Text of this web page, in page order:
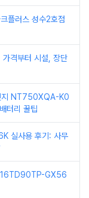
플러스 성수2호점
가격부터 시설, 장단
지 NT750XQA-K0
터리 꿀팁
실사용 후기: 사무
16TD90TP-GX56